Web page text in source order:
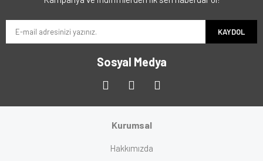
KAYDOL
Sosyal Medya
Kurumsal
Hakkımızda